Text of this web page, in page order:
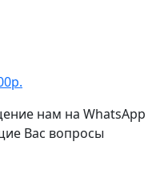
нам на WhatsApp
Вас вопросы